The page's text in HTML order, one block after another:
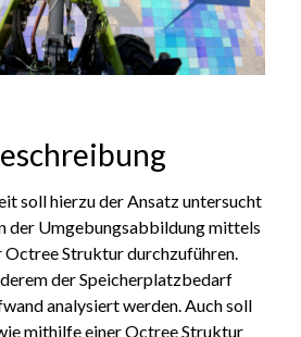
soll hierzu der Ansatz untersucht
der Umgebungsabbildung mittels
Struktur durchzuführen.
der Speicherplatzbedarf
analysiert werden. Auch soll
mithilfe einer Octree Struktur